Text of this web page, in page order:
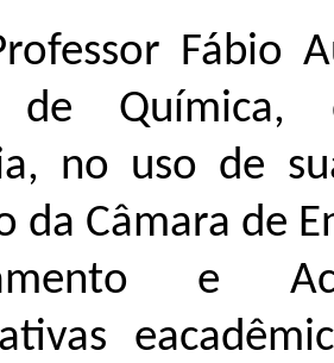
Fábio
de Química,
no uso de
da Câmara de
e